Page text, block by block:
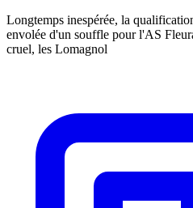
Longtemps inespérée, la
envolée d'un souffle pour l'AS
cruel, les Lomagnol